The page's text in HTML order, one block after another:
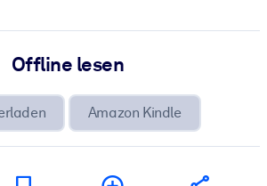
Offline lesen
Amazon Kindle